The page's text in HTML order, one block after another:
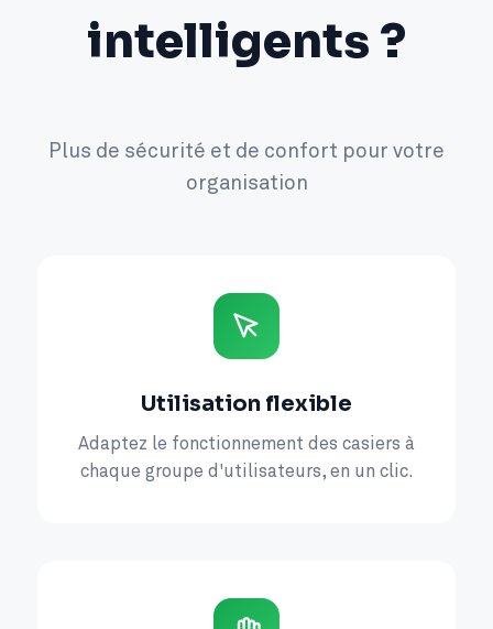
intelligents ?
Plus de sécurité et de confort pour votre
organisation
Utilisation flexible
Adaptez le fonctionnement des casiers à
chaque groupe d'utilisateurs, en un clic.